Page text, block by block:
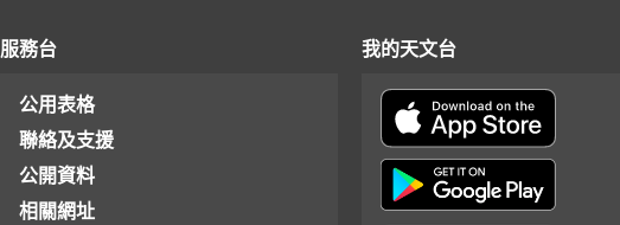
服務台
公用表格
聯絡及支援
公開資料
相關網址
我的天文台